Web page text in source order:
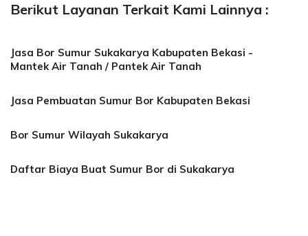
Berikut Layanan Terkait Kami Lainnya :
Jasa Bor Sumur Sukakarya Kabupaten Bekasi -
Mantek Air Tanah / Pantek Air Tanah
Jasa Pembuatan Sumur Bor Kabupaten Bekasi
Bor Sumur Wilayah Sukakarya
Daftar Biaya Buat Sumur Bor di Sukakarya